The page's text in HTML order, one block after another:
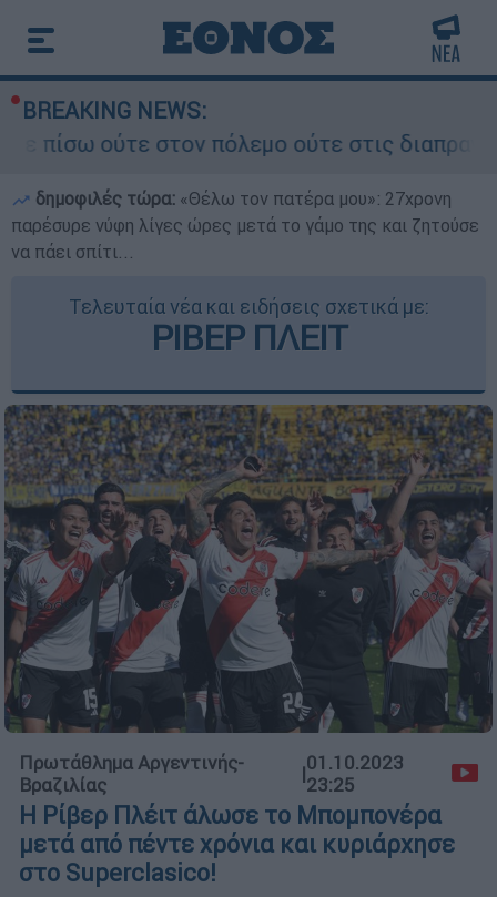
BREAKING NEWS:
πόλεμο ούτε στις διαπραγματεύσεις» -
δημοφιλές τώρα: «Θέλω τον πατέρα μου»: 27χρονη
παρέσυρε νύφη λίγες ώρες μετά το γάμο της και ζητούσε
να πάει σπίτι...
Τελευταία νέα και ειδήσεις σχετικά με:
ΡΙΒΕΡ ΠΛΕΙΤ
Πρωτάθλημα Αργεντινής-
Βραζιλίας
|01.10.2023
23:25
Η Ρίβερ Πλέιτ άλωσε το Μπομπονέρα
μετά από πέντε χρόνια και κυριάρχησε
στο Superclasico!